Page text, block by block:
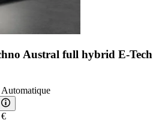
Austral full hybrid E-Tech
Automatique